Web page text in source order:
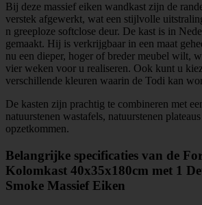
Bij deze massief eiken wandkast zijn de
verstek afgewerkt, wat een stijlvolle
n greeploze softclose deur. De kast is in
gemaakt. Hij is verkrijgbaar in een maat
nu een dieper, hoger of breder meubel wilt,
vier weken voor u realiseren. Ook kunt u
verschillende kleuren waarin de Todi kan
De kasten zijn prachtig te combineren met
natuurstenen wastafels, natuurstenen
opzetkommen.
Belangrijke specificaties van de
Kolomkast 40x35x180cm met 1
Smoke Massief Eiken